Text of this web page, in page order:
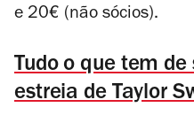
e 20€ (não sócios).
Tudo o que tem
estreia de Taylor